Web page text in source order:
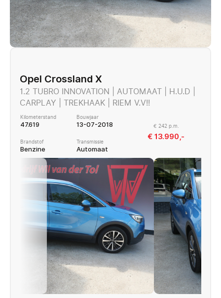
Opel Crossland X
1.2 TUBRO INNOVATION | AUTOMAAT | H.U.D |
CARPLAY | TREKHAAK | RIEM V.V!!
Kilometerstand
47.619
Bouwjaar
13-07-2018
Brandstof
Benzine
Transmissie
Automaat
€ 242 p.m.
€ 13.990,-